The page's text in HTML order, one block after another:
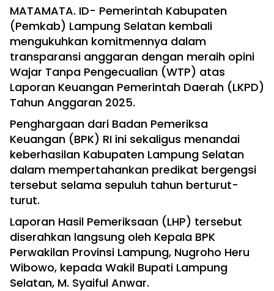
MATAMATA. ID- Pemerintah Kabupaten
(Pemkab) Lampung Selatan kembali
mengukuhkan komitmennya dalam
transparansi anggaran dengan meraih opini
Wajar Tanpa Pengecualian (WTP) atas
Laporan Keuangan Pemerintah Daerah (LKPD)
Tahun Anggaran 2025.
Penghargaan dari Badan Pemeriksa
Keuangan (BPK) RI ini sekaligus menandai
keberhasilan Kabupaten Lampung Selatan
dalam mempertahankan predikat bergengsi
tersebut selama sepuluh tahun berturut-
turut.
Laporan Hasil Pemeriksaan (LHP) tersebut
diserahkan langsung oleh Kepala BPK
Perwakilan Provinsi Lampung, Nugroho Heru
Wibowo, kepada Wakil Bupati Lampung
Selatan, M. Syaiful Anwar.